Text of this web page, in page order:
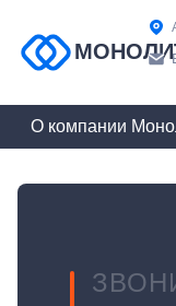
О компании